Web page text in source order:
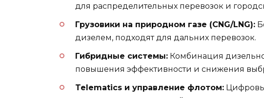
для распределительных перевозок и
Грузовики на природном газе (CNG/LNG):
дизелем, подходят для дальних перевозок.
Гибридные системы: Комбинация
повышения эффективности и снижения
Telematics и управление флотом: